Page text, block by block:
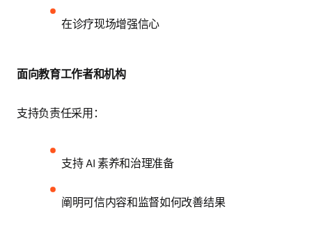
在诊疗现场增强信心
面向教育工作者和机构
支持负责任采用：
支持 AI 素养和治理准备
阐明可信内容和监督如何改善结果